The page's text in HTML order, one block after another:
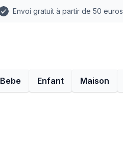
Envoi gratuit à partir de 50 euros
Bebe Enfant Maison